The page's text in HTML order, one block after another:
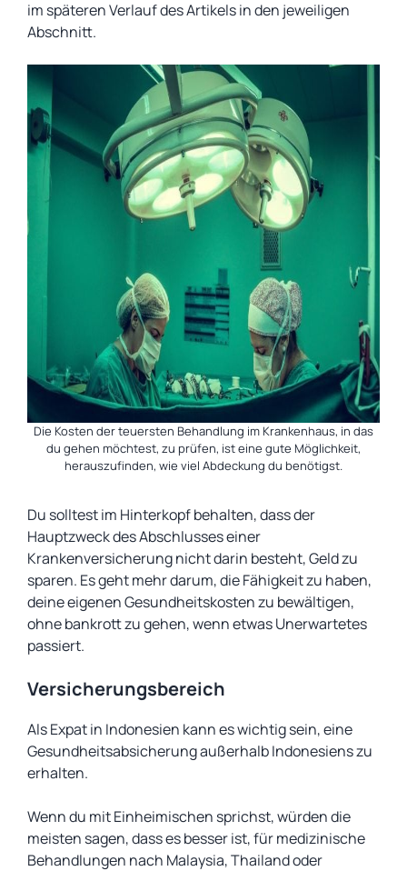
im späteren Verlauf des Artikels in den jeweiligen
Abschnitt.
Die Kosten der teuersten Behandlung im Krankenhaus, in das
du gehen möchtest, zu prüfen, ist eine gute Möglichkeit,
herauszufinden, wie viel Abdeckung du benötigst.
Du solltest im Hinterkopf behalten, dass der
Hauptzweck des Abschlusses einer
Krankenversicherung nicht darin besteht, Geld zu
sparen. Es geht mehr darum, die Fähigkeit zu haben,
deine eigenen Gesundheitskosten zu bewältigen,
ohne bankrott zu gehen, wenn etwas Unerwartetes
passiert.
Versicherungsbereich
Als Expat in Indonesien kann es wichtig sein, eine
Gesundheitsabsicherung außerhalb Indonesiens zu
erhalten.
Wenn du mit Einheimischen sprichst, würden die
meisten sagen, dass es besser ist, für medizinische
Behandlungen nach Malaysia, Thailand oder